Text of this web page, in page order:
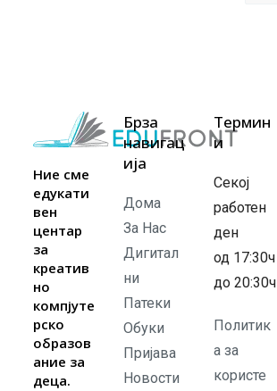
Ние сме
едукати
вен
центар
за
креатив
но
компјуте
рско
образов
ание за
деца.
Брза
навигац
ија
Дома
За Нас
Дигитал
ни
Патеки
Обуки
Пријава
Новости
Термин
и
Секој
работен
ден
од 17:30ч
до 20:30ч
Политик
а за
користе